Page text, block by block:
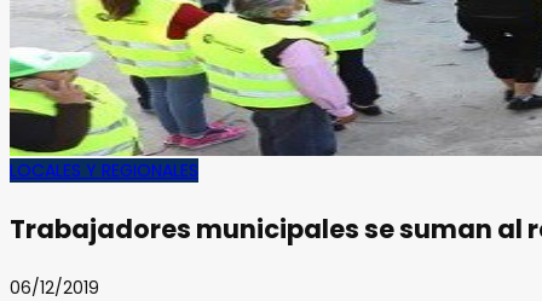
LOCALES Y REGIONALES
Trabajadores municipales se suman al
06/12/2019